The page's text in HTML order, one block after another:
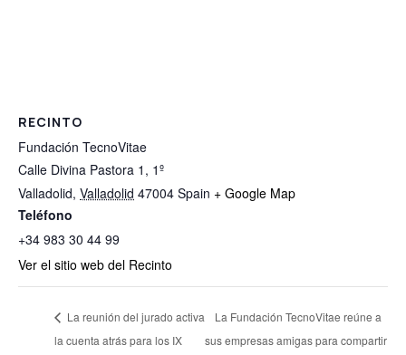
RECINTO
Fundación TecnoVitae
Calle Divina Pastora 1, 1º
Valladolid, Valladolid 47004 Spain + Google Map
Teléfono
+34 983 30 44 99
Ver el sitio web del Recinto
La reunión del jurado activa
la cuenta atrás para los IX
La Fundación TecnoVitae reúne a
sus empresas amigas para compartir